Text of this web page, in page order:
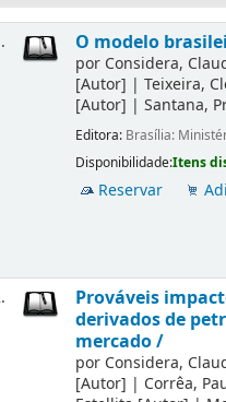
O modelo
por Considera,
[Autor] |Teixeira,
[Autor] |Santana,
Editora: Brasília:
Disponibilidade:Itens
Reservar
Prováveis
derivados de
mercado /
por Considera,
[Autor] | Corrêa,